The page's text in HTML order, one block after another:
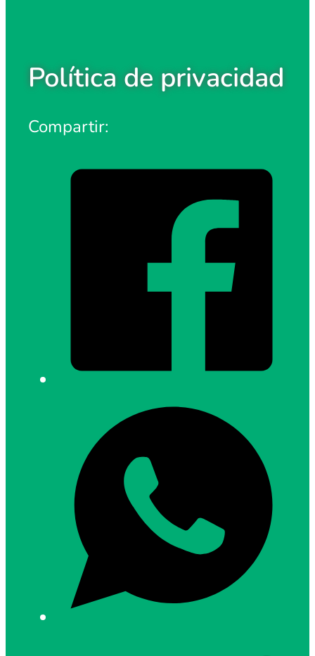
Política de privacidad
Compartir: